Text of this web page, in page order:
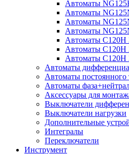
Автоматы
Автоматы
Автоматы
Автоматы
Автоматы С120Н
Автоматы С120Н
Автоматы С120Н
Автоматы
Автоматы постоянного
Автоматы
Аксессуары для
Выключатели
Выключатели нагрузки
Дополнительные
Интегралы
Переключатели
Инструмент